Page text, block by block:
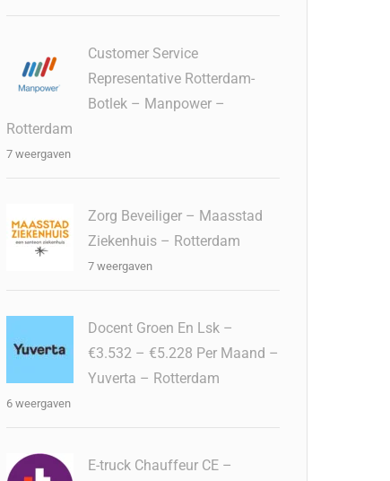
Customer Service
Representative Rotterdam-
Botlek – Manpower –
Rotterdam
7 weergaven
Zorg Beveiliger – Maasstad
Ziekenhuis – Rotterdam
7 weergaven
Docent Groen En Lsk –
€3.532 – €5.228 Per Maand –
Yuverta – Rotterdam
6 weergaven
E-truck Chauffeur CE –